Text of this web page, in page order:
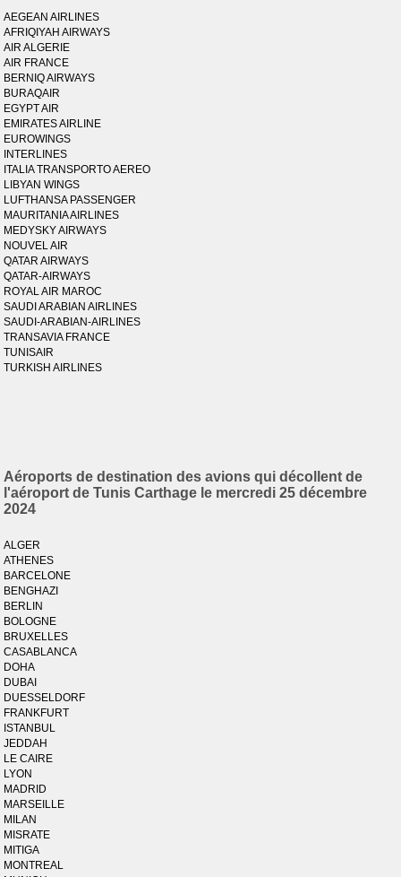
AEGEAN AIRLINES
AFRIQIYAH AIRWAYS
AIR ALGERIE
AIR FRANCE
BERNIQ AIRWAYS
BURAQAIR
EGYPT AIR
EMIRATES AIRLINE
EUROWINGS
INTERLINES
ITALIA TRANSPORTO AEREO
LIBYAN WINGS
LUFTHANSA PASSENGER
MAURITANIA AIRLINES
MEDYSKY AIRWAYS
NOUVEL AIR
QATAR AIRWAYS
QATAR-AIRWAYS
ROYAL AIR MAROC
SAUDI ARABIAN AIRLINES
SAUDI-ARABIAN-AIRLINES
TRANSAVIA FRANCE
TUNISAIR
TURKISH AIRLINES
Aéroports de destination des avions qui décollent de
l'aéroport de Tunis Carthage le mercredi 25 décembre
2024
ALGER
ATHENES
BARCELONE
BENGHAZI
BERLIN
BOLOGNE
BRUXELLES
CASABLANCA
DOHA
DUBAI
DUESSELDORF
FRANKFURT
ISTANBUL
JEDDAH
LE CAIRE
LYON
MADRID
MARSEILLE
MILAN
MISRATE
MITIGA
MONTREAL